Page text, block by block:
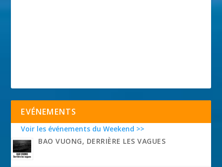
EVÉNEMENTS
Voir les événements du Weekend >>
BAO VUONG, DERRIÈRE LES VAGUES